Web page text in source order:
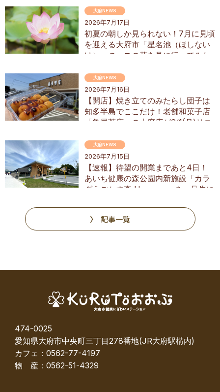
2026年7月17日
初夏の朝しか見られない！7月に見頃
を迎える大府市「星名池（ほしない
け）」のハスの花を見に行ってみた
大府NEWS
2026年7月16日
【開店】焼き立てのみたらし団子は
知多半島でここだけ！老舗和菓子店
「亀屋芳広」の大府店が6/1(月)リニ
大府NEWS
2026年7月15日
【速報】待望の開業まであと4日！
あいち健康の森公園内新施設「カラ
ダうごかす森 Harappa」を一足先に
大府NEWS
記事一覧
474-0025
愛知県大府市中央町三丁目278番地(JR大府駅構内)
カフェ：0562-77-4197
物 産：0562-51-4329